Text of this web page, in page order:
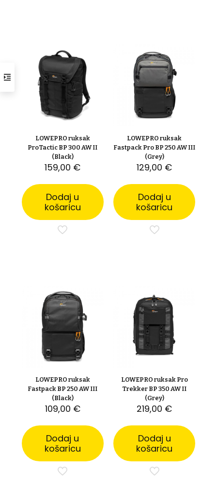
LOWEPRO ruksak
ProTactic BP 300 AW II
(Black)
159,00 €
Dodaj u
košaricu
LOWEPRO ruksak
Fastpack Pro BP 250 AW III
(Grey)
129,00 €
Dodaj u
košaricu
LOWEPRO ruksak
Fastpack BP 250 AW III
(Black)
109,00 €
Dodaj u
košaricu
LOWEPRO ruksak Pro
Trekker BP 350 AW II
(Grey)
219,00 €
Dodaj u
košaricu